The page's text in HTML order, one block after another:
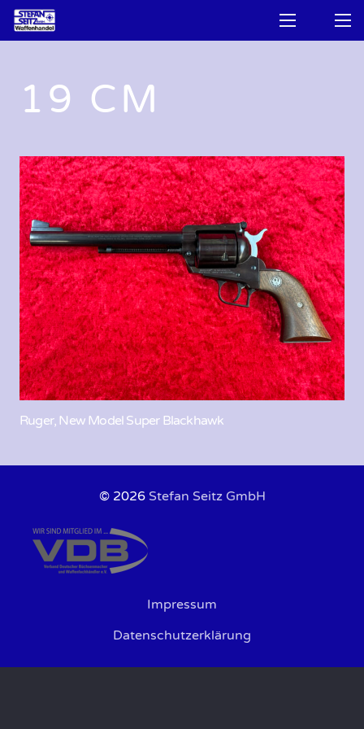
19 CM
Ruger, New Model Super Blackhawk
© 2026 Stefan Seitz GmbH
Impressum
Datenschutzerklärung